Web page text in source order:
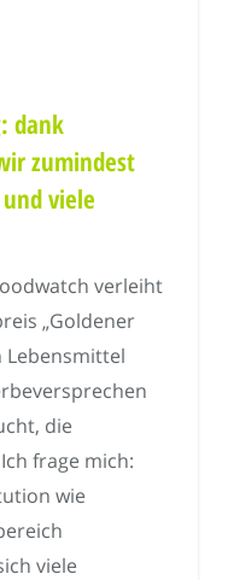
dank
zumindest
viele
verleiht
„Goldener
Lebensmittel
die
frage mich:
wie
viele